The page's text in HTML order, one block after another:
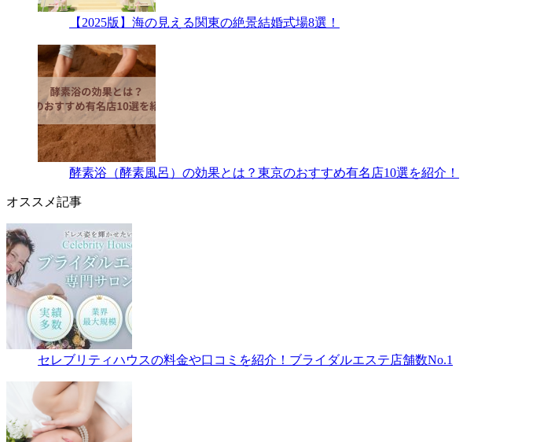
【2025版】海の見える関東の絶景結婚式場8選！
酵素浴（酵素風呂）の効果とは？東京のおすすめ有名店10選を紹介！
オススメ記事
セレブリティハウスの料金や口コミを紹介！ブライダルエステ店舗数No.1